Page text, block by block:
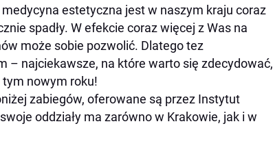
estetyczna jest w naszym kraju coraz
spadły. W efekcie coraz więcej z Was na
może sobie pozwolić. Dlatego tez
– najciekawsze, na które warto się zdecydować,
tym nowym roku!
zabiegów, oferowane są przez Instytut
oddziały ma zarówno w Krakowie, jak i w